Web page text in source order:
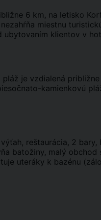
6 km, na letisko
miestnu
ubytovaním klientov v
pláž je vzdialená
kamienkovú
reštaurácia, 2
batožiny, malý
uteráky k bazénu